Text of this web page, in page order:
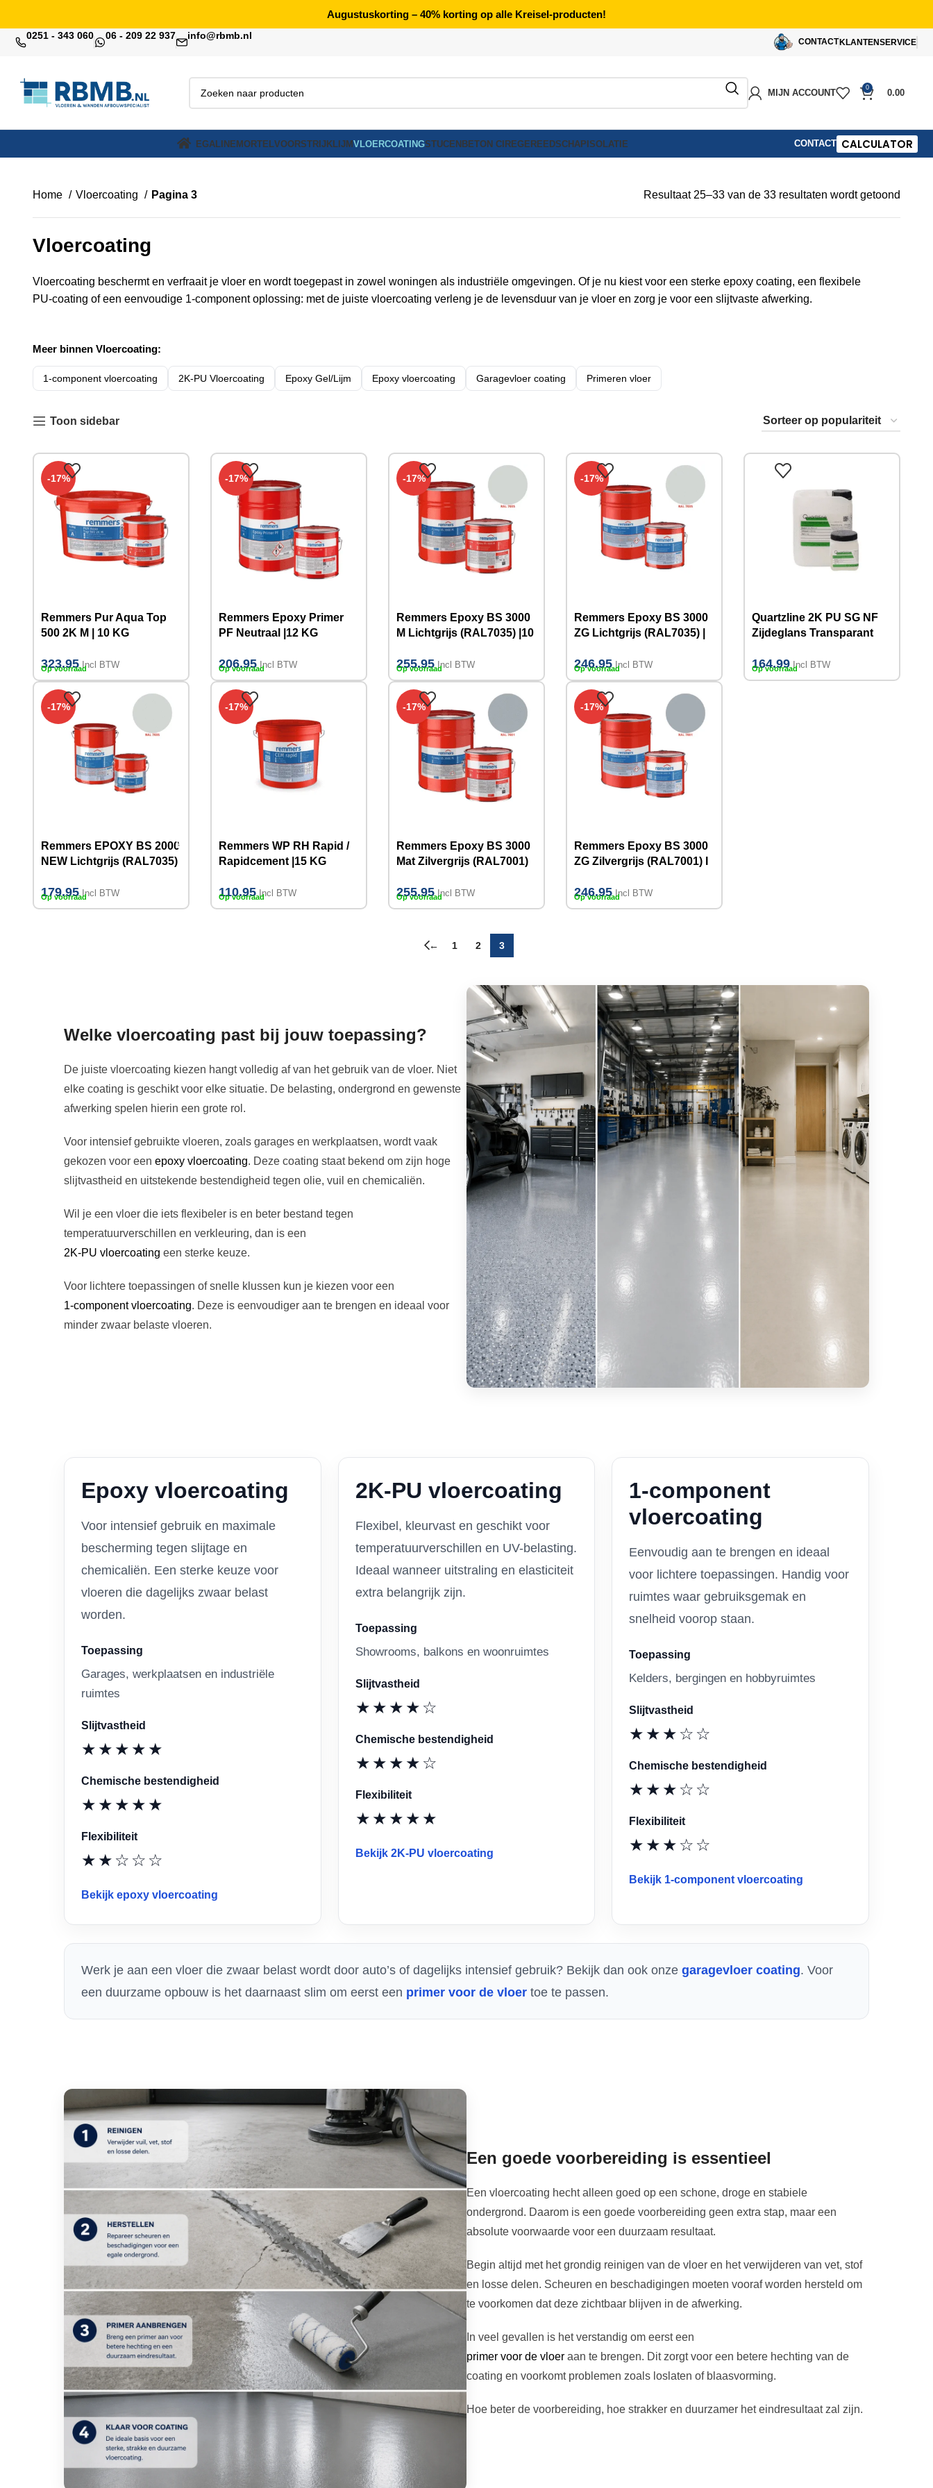
Augustuskorting – 40% korting op alle Kreisel-producten!
0251 - 343 060 06 - 209 22 937 info@rbmb.nl
CONTACT KLANTENSERVICE
MIJN ACCOUNT
0
0.00
EGALINEMORTELVOORSTRIJKLIJMVLOERCOATINGSTUCENBETON CIREGEREEDSCHAPISOLATIE CONTACT CALCULATOR
Home Vloercoating Pagina 3 Resultaat 25–33 van de 33 resultaten wordt getoond
Vloercoating
Vloercoating beschermt en verfraait je vloer en wordt toegepast in zowel woningen als industriële omgevingen. Of je nu kiest voor een sterke epoxy coating, een flexibele
PU-coating of een eenvoudige 1-component oplossing: met de juiste vloercoating verleng je de levensduur van je vloer en zorg je voor een slijtvaste afwerking.
Meer binnen Vloercoating:
1-component vloercoating 2K-PU Vloercoating Epoxy Gel/Lijm Epoxy vloercoating Garagevloer coating Primeren vloer
Toon sidebar
-17%
Remmers Pur Aqua Top
500 2K M | 10 KG
323.95 Incl BTW
Op voorraad
-17%
Remmers Epoxy Primer
PF Neutraal |12 KG
206.95 Incl BTW
Op voorraad
-17%
Remmers Epoxy BS 3000
M Lichtgrijs (RAL7035) |10
255.95 Incl BTW
Op voorraad
-17%
Remmers Epoxy BS 3000
ZG Lichtgrijs (RAL7035) |
246.95 Incl BTW
Op voorraad
Quartzline 2K PU SG NF
Zijdeglans Transparant
164.99 Incl BTW
Op voorraad
-17%
Remmers EPOXY BS 2000
NEW Lichtgrijs (RAL7035)
179.95 Incl BTW
Op voorraad
-17%
Remmers WP RH Rapid /
Rapidcement |15 KG
110.95 Incl BTW
Op voorraad
-17%
Remmers Epoxy BS 3000
Mat Zilvergrijs (RAL7001)
255.95 Incl BTW
Op voorraad
-17%
Remmers Epoxy BS 3000
ZG Zilvergrijs (RAL7001) I
246.95 Incl BTW
Op voorraad
← 1 2 3
Welke vloercoating past bij jouw toepassing?
De juiste vloercoating kiezen hangt volledig af van het gebruik van de vloer. Niet
elke coating is geschikt voor elke situatie. De belasting, ondergrond en gewenste
afwerking spelen hierin een grote rol.
Voor intensief gebruikte vloeren, zoals garages en werkplaatsen, wordt vaak
gekozen voor een epoxy vloercoating. Deze coating staat bekend om zijn hoge
slijtvastheid en uitstekende bestendigheid tegen olie, vuil en chemicaliën.
Wil je een vloer die iets flexibeler is en beter bestand tegen
temperatuurverschillen en verkleuring, dan is een
2K-PU vloercoating een sterke keuze.
Voor lichtere toepassingen of snelle klussen kun je kiezen voor een
1-component vloercoating. Deze is eenvoudiger aan te brengen en ideaal voor
minder zwaar belaste vloeren.
Epoxy vloercoating
Voor intensief gebruik en maximale
bescherming tegen slijtage en
chemicaliën. Een sterke keuze voor
vloeren die dagelijks zwaar belast
worden.
Toepassing
Garages, werkplaatsen en industriële
ruimtes
Slijtvastheid
★★★★★
Chemische bestendigheid
★★★★★
Flexibiliteit
★★☆☆☆
Bekijk epoxy vloercoating
2K-PU vloercoating
Flexibel, kleurvast en geschikt voor
temperatuurverschillen en UV-belasting.
Ideaal wanneer uitstraling en elasticiteit
extra belangrijk zijn.
Toepassing
Showrooms, balkons en woonruimtes
Slijtvastheid
★★★★☆
Chemische bestendigheid
★★★★☆
Flexibiliteit
★★★★★
Bekijk 2K-PU vloercoating
1-component
vloercoating
Eenvoudig aan te brengen en ideaal
voor lichtere toepassingen. Handig voor
ruimtes waar gebruiksgemak en
snelheid voorop staan.
Toepassing
Kelders, bergingen en hobbyruimtes
Slijtvastheid
★★★☆☆
Chemische bestendigheid
★★★☆☆
Flexibiliteit
★★★☆☆
Bekijk 1-component vloercoating
Werk je aan een vloer die zwaar belast wordt door auto’s of dagelijks intensief gebruik? Bekijk dan ook onze garagevloer coating. Voor
een duurzame opbouw is het daarnaast slim om eerst een primer voor de vloer toe te passen.
Een goede voorbereiding is essentieel
Een vloercoating hecht alleen goed op een schone, droge en stabiele
ondergrond. Daarom is een goede voorbereiding geen extra stap, maar een
absolute voorwaarde voor een duurzaam resultaat.
Begin altijd met het grondig reinigen van de vloer en het verwijderen van vet, stof
en losse delen. Scheuren en beschadigingen moeten vooraf worden hersteld om
te voorkomen dat deze zichtbaar blijven in de afwerking.
In veel gevallen is het verstandig om eerst een
primer voor de vloer aan te brengen. Dit zorgt voor een betere hechting van de
coating en voorkomt problemen zoals loslaten of blaasvorming.
Hoe beter de voorbereiding, hoe strakker en duurzamer het eindresultaat zal zijn.